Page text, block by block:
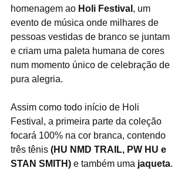
homenagem ao Holi Festival , um
evento de música onde milhares de
pessoas vestidas de branco se juntam
e criam uma paleta humana de cores
num momento único de celebração de
pura alegria.
Assim como todo início de Holi
Festival, a primeira parte da coleção
focará 100% na cor branca, contendo
três tênis (HU NMD TRAIL, PW HU e
STAN SMITH) e também uma jaqueta.